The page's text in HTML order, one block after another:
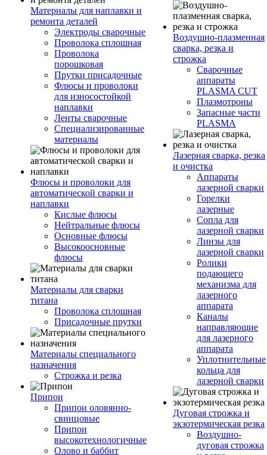
Материалы для наплавки и
ремонта деталей
Электроды сварочные
Проволока сплошная
Проволока
порошковая
Прутки присадочные
Флюсы и проволоки
для износостойкой
наплавки
Ленты сварочные
Специализированные
материалы
Флюсы и проволоки для
автоматической сварки и
наплавки
Кислые флюсы
Нейтральные флюсы
Основные флюсы
Высокоосновные
флюсы
Материалы для сварки
титана
Проволока сплошная
Присадочные прутки
Материалы специального
назначения
Строжка и резка
Припои
Припои оловянно-
свинцовые
Припои
высокотехнологичные
Олово и баббит
Воздушно-плазменная
сварка, резка и
строжка
Сварочные
аппараты
PLASMA CUT
Плазмотроны
Запасные части
PLASMA
Лазерная сварка, резка
и очистка
Аппараты
лазерной сварки
Горелки
лазерные
Сопла для
лазерной сварки
Линзы для
лазерной сварки
Ролики
подающего
механизма для
лазерного
аппарата
Каналы
направляющие
для лазерного
аппарата
Уплотнительные
кольца для
лазерной сварки
Дуговая строжка и
экзотермическая резка
Воздушно-
дуговая строжка